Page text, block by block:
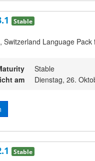
Stable
Switzerland Language Pack
Stable
am
Dienstag, 26.
Stable